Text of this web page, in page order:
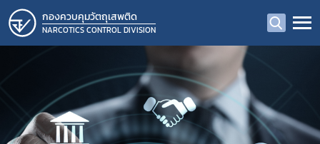
กองควบคุมวัตถุเสพติด
NARCOTICS CONTROL DIVISION